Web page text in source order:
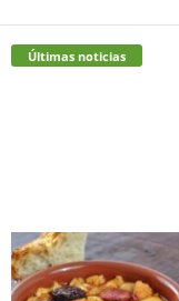
Últimas noticias